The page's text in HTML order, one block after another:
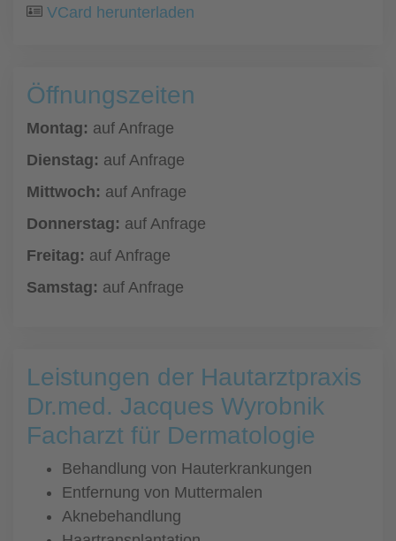
VCard herunterladen
Öffnungszeiten
Montag: auf Anfrage
Dienstag: auf Anfrage
Mittwoch: auf Anfrage
Donnerstag: auf Anfrage
Freitag: auf Anfrage
Samstag: auf Anfrage
Leistungen der Hautarztpraxis
Dr.med. Jacques Wyrobnik
Facharzt für Dermatologie
Behandlung von Hauterkrankungen
Entfernung von Muttermalen
Aknebehandlung